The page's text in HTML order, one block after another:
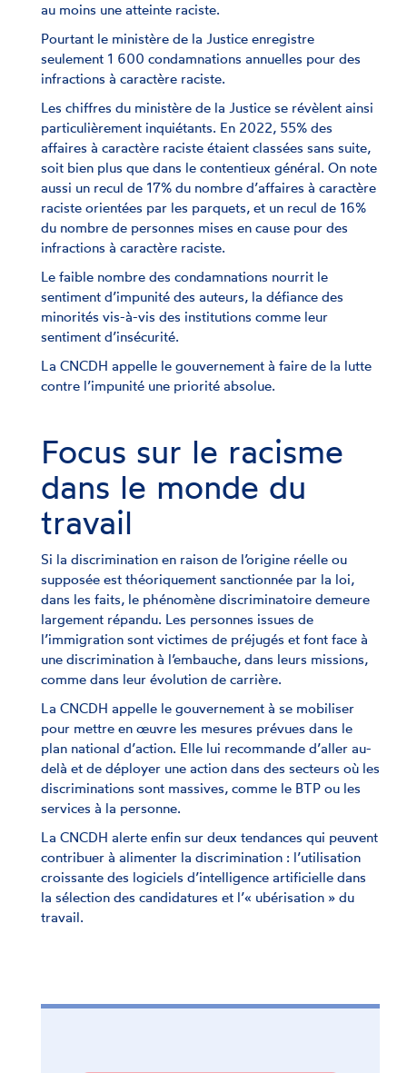
au moins une atteinte raciste.
Pourtant le ministère de la Justice enregistre
seulement 1 600 condamnations annuelles pour des
infractions à caractère raciste.
Les chiffres du ministère de la Justice se révèlent ainsi
particulièrement inquiétants. En 2022, 55% des
affaires à caractère raciste étaient classées sans suite,
soit bien plus que dans le contentieux général. On note
aussi un recul de 17% du nombre d’affaires à caractère
raciste orientées par les parquets, et un recul de 16%
du nombre de personnes mises en cause pour des
infractions à caractère raciste.
Le faible nombre des condamnations nourrit le
sentiment d’impunité des auteurs, la défiance des
minorités vis-à-vis des institutions comme leur
sentiment d’insécurité.
La CNCDH appelle le gouvernement à faire de la lutte
contre l’impunité une priorité absolue.
Focus sur le racisme
dans le monde du
travail
Si la discrimination en raison de l’origine réelle ou
supposée est théoriquement sanctionnée par la loi,
dans les faits, le phénomène discriminatoire demeure
largement répandu. Les personnes issues de
l’immigration sont victimes de préjugés et font face à
une discrimination à l’embauche, dans leurs missions,
comme dans leur évolution de carrière.
La CNCDH appelle le gouvernement à se mobiliser
pour mettre en œuvre les mesures prévues dans le
plan national d’action. Elle lui recommande d’aller au-
delà et de déployer une action dans des secteurs où les
discriminations sont massives, comme le BTP ou les
services à la personne.
La CNCDH alerte enfin sur deux tendances qui peuvent
contribuer à alimenter la discrimination : l’utilisation
croissante des logiciels d’intelligence artificielle dans
la sélection des candidatures et l’« ubérisation » du
travail.